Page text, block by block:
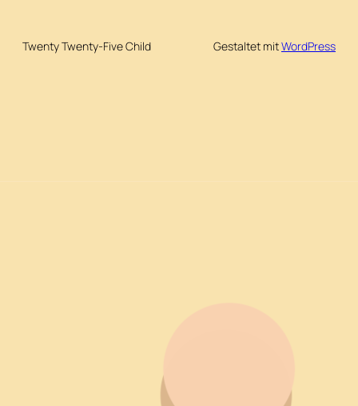
Twenty Twenty-Five Child Gestaltet mitWordPress